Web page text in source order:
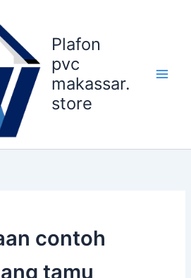
Plafon
pvc
makassar.
store
contoh
tamu